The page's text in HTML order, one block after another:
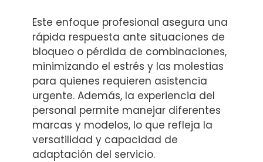
Este enfoque profesional asegura una
rápida respuesta ante situaciones de
bloqueo o pérdida de combinaciones,
minimizando el estrés y las molestias
para quienes requieren asistencia
urgente. Además, la experiencia del
personal permite manejar diferentes
marcas y modelos, lo que refleja la
versatilidad y capacidad de
adaptación del servicio.